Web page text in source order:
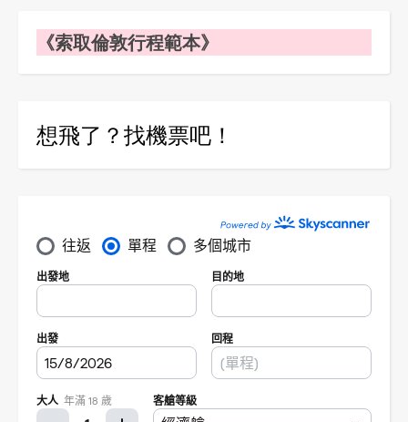
《索取倫敦行程範本》
想飛了？找機票吧！